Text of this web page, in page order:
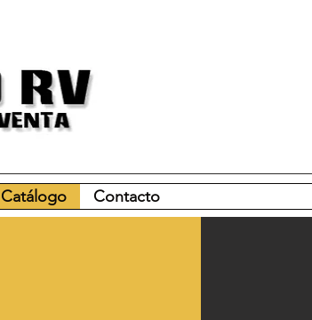
Catálogo Contacto